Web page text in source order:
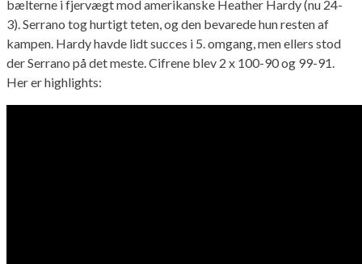
bælterne i fjervægt mod amerikanske Heather Hardy (nu 24-
3). Serrano tog hurtigt teten, og den bevarede hun resten af
kampen. Hardy havde lidt succes i 5. omgang, men ellers stod
der Serrano på det meste. Cifrene blev 2 x 100-90 og 99-91.
Her er highlights: